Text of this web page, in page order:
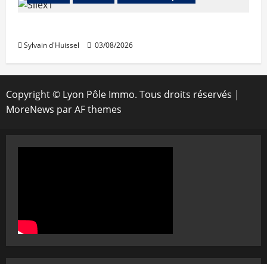
Sylvain d'Huissel 03/08/2026
Copyright © Lyon Pôle Immo. Tous droits réservés |
MoreNews par AF themes